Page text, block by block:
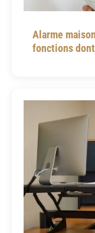
Alarme
fonctions dont